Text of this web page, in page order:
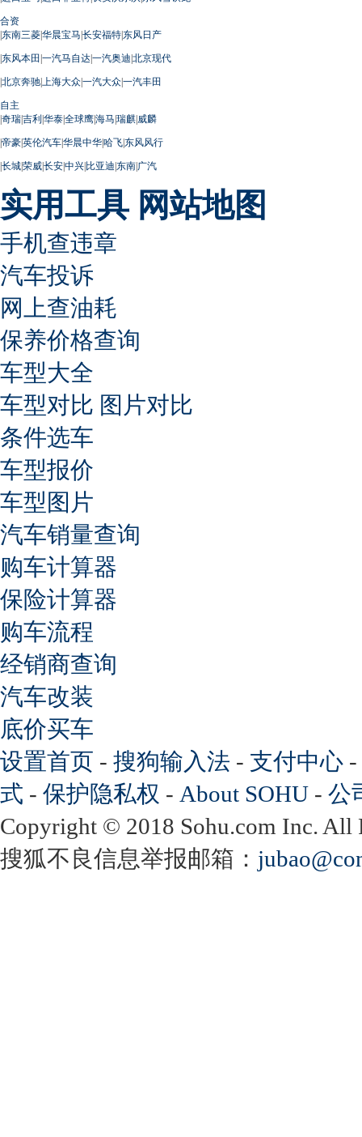
合资
|东南三菱|华晨宝马|长安福特|东风日产
|东风本田 |一汽马自达|一汽奥迪|北京现代
|北京奔驰| 上海大众|一汽大众|一汽丰田
自主
|奇瑞|吉利|华泰|全球鹰|海马|瑞麒|威麟
|帝豪|英伦汽车|华晨中华|哈飞|东风风行
|长城|荣威|长安|中兴|比亚迪|东南|广汽
实用工具 网站地图
手机查违章
汽车投诉
网上查油耗
保养价格查询
车型大全
车型对比 图片对比
条件选车
车型报价
车型图片
汽车销量查询
购车计算器
保险计算器
购车流程
经销商查询
汽车改装
底价买车
设置首页 - 搜狗输入法 - 支付中心 -
式 - 保护隐私权 - About SOHU - 公
Copyright © 2018 Sohu.com Inc.
搜狐不良信息举报邮箱：